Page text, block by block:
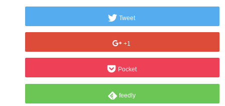
Tweet
+1
Pocket
feedly